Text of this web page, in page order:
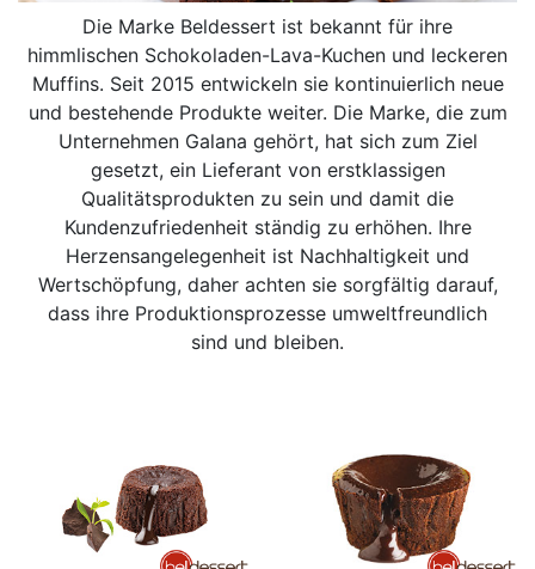
Die Marke Beldessert ist bekannt für ihre
himmlischen Schokoladen-Lava-Kuchen und leckeren
Muffins. Seit 2015 entwickeln sie kontinuierlich neue
und bestehende Produkte weiter. Die Marke, die zum
Unternehmen Galana gehört, hat sich zum Ziel
gesetzt, ein Lieferant von erstklassigen
Qualitätsprodukten zu sein und damit die
Kundenzufriedenheit ständig zu erhöhen. Ihre
Herzensangelegenheit ist Nachhaltigkeit und
Wertschöpfung, daher achten sie sorgfältig darauf,
dass ihre Produktionsprozesse umweltfreundlich
sind und bleiben.